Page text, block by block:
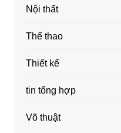
Nội thất
Thể thao
Thiết kế
tin tổng hợp
Võ thuật